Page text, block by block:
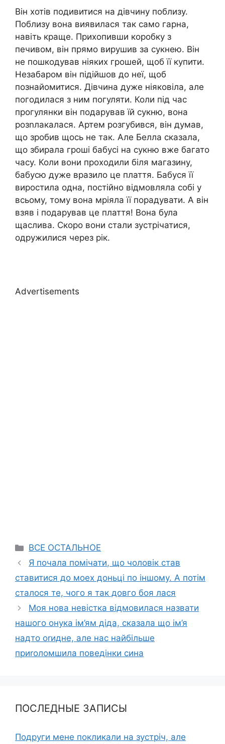
Він хотів подивитися на дівчину поблизу.
Поблизу вона виявилася так само гарна,
навіть краще. Прихопивши коробку з
печивом, він прямо вирушив за сукнею. Він
не пошкодував ніяких грошей, щоб її купити.
Незабаром він підійшов до неї, щоб
познайомитися. Дівчина дуже ніяковіла, але
погодилася з ним погуляти. Коли під час
прогулянки він подарував їй сукню, вона
розnлакалася. Артем розгубився, він думав,
що зробив щось не так. Але Белла сказала,
що збирала гроші бабусі на сукню вже багато
часу. Коли вони проходили біля магазину,
бабусю дуже вразило це плаття. Бабуся її
виростила одна, постійно відмовляла собі у
всьому, тому вона мріяла її порадувати. А він
взяв і подарував це плаття! Вона була
щаслива. Скоро вони стали зустрічатися,
одружилися через рік.
Advertisements
Categories
ВСЕ ОСТАЛЬНОЕ
Я почала помічати, що чоловік став
ставитися до моех доньці по іншому. А потім
сталося те, чого я так довго боя лася
Моя нова невістка відмовилася назвати
нашого онука ім’ям діда, сказала що ім’я
надто оrидне, але нас найбільше
приrоломшила поведінки сина
ПОСЛЕДНЫЕ ЗАПИСЫ
Подруги мене покликали на зустріч, але